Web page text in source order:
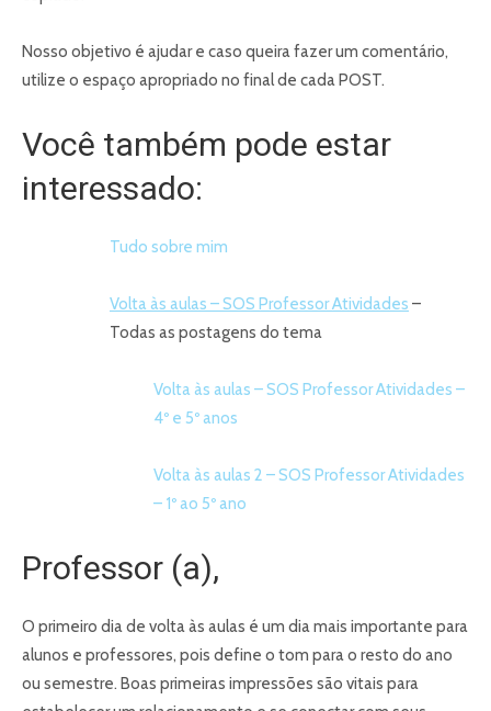
Nosso objetivo é ajudar e caso queira fazer um comentário,
utilize o espaço apropriado no final de cada POST.
Você também pode estar
interessado:
Tudo sobre mim
Volta às aulas – SOS Professor Atividades –
Todas as postagens do tema
Volta às aulas – SOS Professor Atividades –
4º e 5º anos
Volta às aulas 2 – SOS Professor Atividades
– 1º ao 5º ano
Professor (a),
O primeiro dia de volta às aulas é um dia mais importante para
alunos e professores, pois define o tom para o resto do ano
ou semestre. Boas primeiras impressões são vitais para